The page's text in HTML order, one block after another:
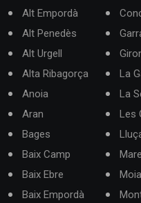
Alt Empordà
Alt Penedès
Alt Urgell
Alta Ribagorça
Anoia
Aran
Bages
Baix Camp
Baix Ebre
Baix Empordà
La
La
Les